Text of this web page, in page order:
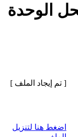
الوحدة
[ تم إيجاد الملف ]
اضغط هنا لتنزيل